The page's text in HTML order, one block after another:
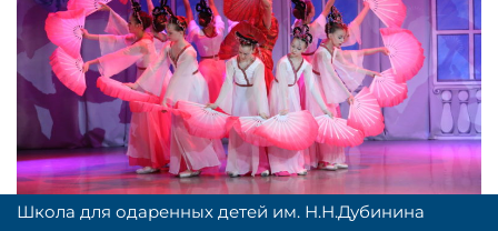
Школа для одаренных детей им. Н.Н.Дубинина